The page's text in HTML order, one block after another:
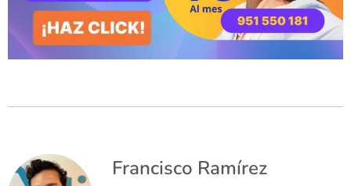
Francisco Ramírez